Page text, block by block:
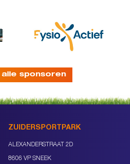
alle sponsoren
ZUIDERSPORTPARK
ALEXANDERSTRAAT 2D
8606 VP SNEEK